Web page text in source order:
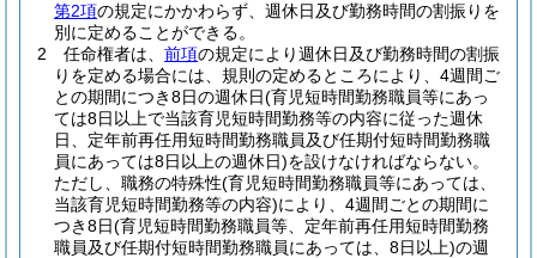
第2項の規定にかかわらず、週休日及び勤務時間の割振りを
別に定めることができる。
2
任命権者は、 前項の規定により週休日及び勤務時間の割振
りを定める場合には、規則の定めるところにより、4週間ご
との期間につき8日の週休日(育児短時間勤務職員等にあっ
ては8日以上で当該育児短時間勤務等の内容に従った週休
日、定年前再任用短時間勤務職員及び任期付短時間勤務職
員にあっては8日以上の週休日)を設けなければならない。
ただし、職務の特殊性(育児短時間勤務職員等にあっては、
当該育児短時間勤務等の内容)により、4週間ごとの期間に
つき8日(育児短時間勤務職員等、定年前再任用短時間勤務
職員及び任期付短時間勤務職員にあっては、8日以上)の週